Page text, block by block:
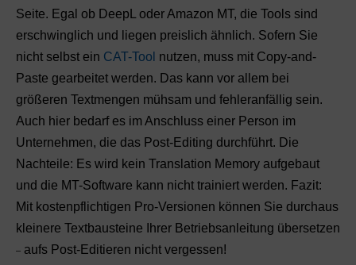
Seite. Egal ob DeepL oder Amazon MT, die Tools sind
erschwinglich und liegen preislich ähnlich. Sofern Sie
nicht selbst ein CAT-Tool nutzen, muss mit Copy-and-
Paste gearbeitet werden. Das kann vor allem bei
größeren Textmengen mühsam und fehleranfällig sein.
Auch hier bedarf es im Anschluss einer Person im
Unternehmen, die das Post-Editing durchführt. Die
Nachteile: Es wird kein Translation Memory aufgebaut
und die MT-Software kann nicht trainiert werden. Fazit:
Mit kostenpflichtigen Pro-Versionen können Sie durchaus
kleinere Textbausteine Ihrer Betriebsanleitung übersetzen
– aufs Post-Editieren nicht vergessen!